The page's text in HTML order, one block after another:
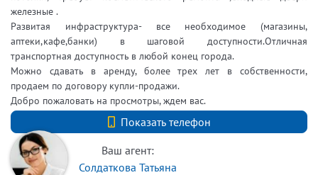
железные .
Развитая инфраструктура- все необходимое (магазины,
аптеки,кафе,банки) в шаговой доступности.Отличная
транспортная доступность в любой конец города.
Можно сдавать в аренду, более трех лет в собственности,
продаем по договору купли-продажи.
Добро пожаловать на просмотры, ждем вас.
Показать телефон
+7 (812) 740-70-40
Ваш агент:
Солдаткова Татьяна